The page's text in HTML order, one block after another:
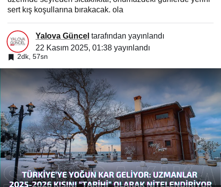
sert kış koşullarına bırakacak. ola
Yalova Güncel tarafından yayınlandı
22 Kasım 2025, 01:38 yayınlandı
2dk, 57sn